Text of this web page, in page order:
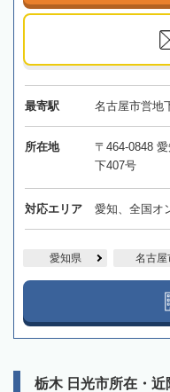
最寄駅 名古屋市営地
所在地
〒464-0848
下407号
対応エリア 愛知、全国オ
愛知県 名古屋
栃木 日光市所在・